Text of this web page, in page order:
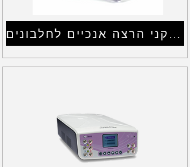
מתקני הרצה אנכיים לחלבונים